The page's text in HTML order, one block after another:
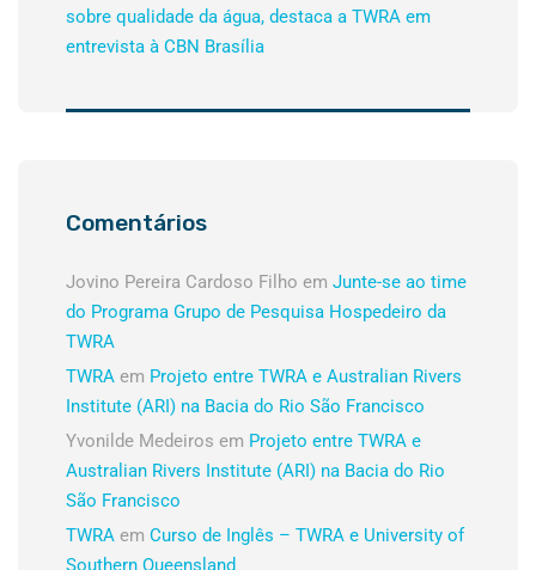
sobre qualidade da água, destaca a TWRA em
entrevista à CBN Brasília
Comentários
Jovino Pereira Cardoso Filho em Junte-se ao time
do Programa Grupo de Pesquisa Hospedeiro da
TWRA
TWRA em Projeto entre TWRA e Australian Rivers
Institute (ARI) na Bacia do Rio São Francisco
Yvonilde Medeiros em Projeto entre TWRA e
Australian Rivers Institute (ARI) na Bacia do Rio
São Francisco
TWRA em Curso de Inglês – TWRA e University of
Southern Queensland